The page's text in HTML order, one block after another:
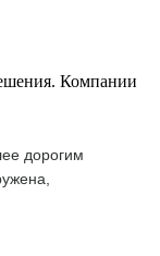
Компании
дорогим